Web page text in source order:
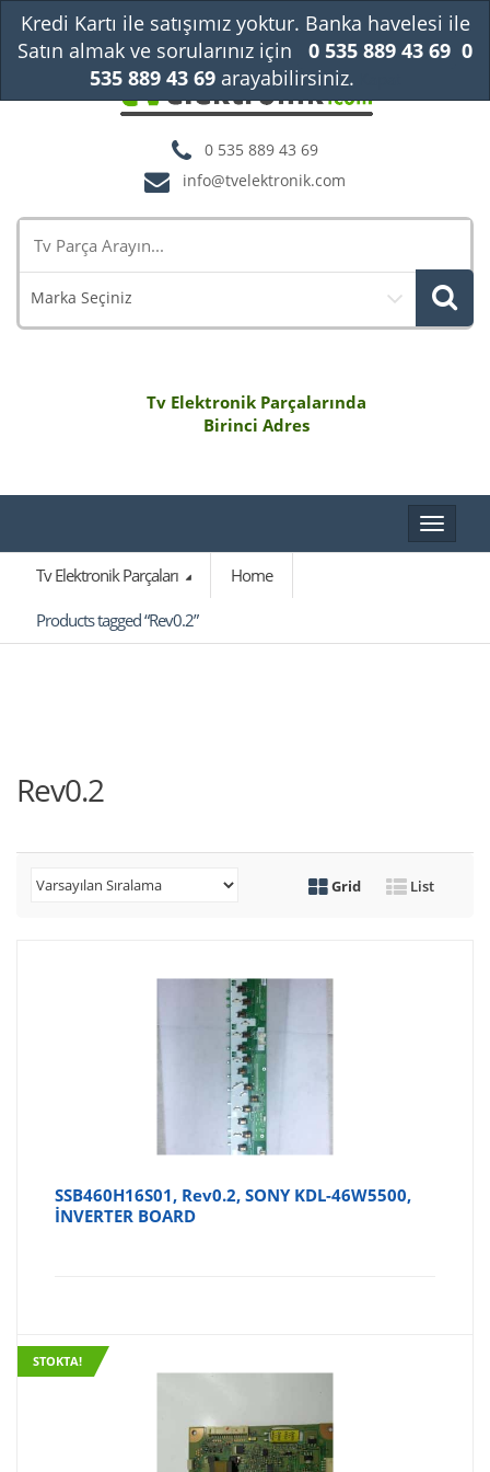
0 535 889 43 69
info@tvelektronik.com
Marka Seçiniz
Tv Elektronik Parçalarında
Birinci Adres
Toggle
Tv Elektronik Parçaları
Home
Products tagged “Rev0.2”
Rev0.2
Grid List
SSB460H16S01, Rev0.2, SONY KDL-46W5500,
İNVERTER BOARD
STOKTA!
Kredi Kartı ile satışımız yoktur. Banka havelesi ile
Satın almak ve sorularınız için
0 535 889 43 69 0
535 889 43 69arayabilirsiniz.